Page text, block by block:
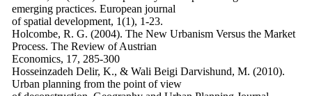
emerging practices. European journal
of spatial development, 1(1), 1-23.
Holcombe, R. G. (2004). The New Urbanism Versus the Market
Process. The Review of Austrian
Economics, 17, 285-300
Hosseinzadeh Delir, K., & Wali Beigi Darvishund, M. (2010).
Urban planning from the point of view